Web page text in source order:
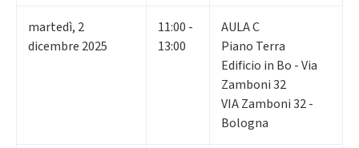
martedì, 2
dicembre 2025
11:00 -
13:00
AULA C
Piano Terra
Edificio in Bo - Via
Zamboni 32
VIA Zamboni 32 -
Bologna